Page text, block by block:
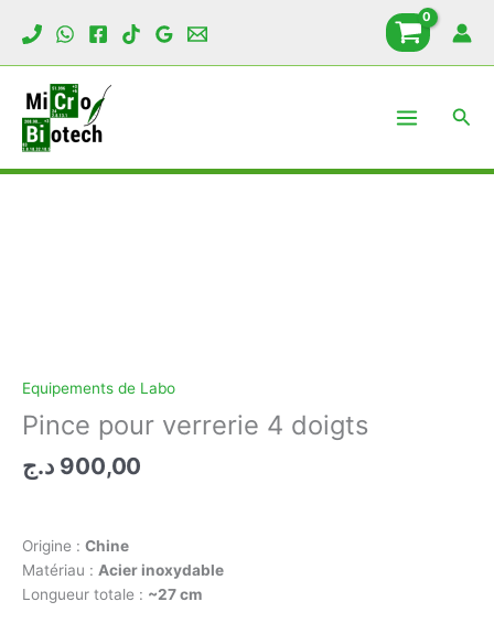
Equipements de Labo
Pince pour verrerie 4 doigts
900,00 د.ج
Origine : Chine
Matériau : Acier inoxydable
Longueur totale : ~27 cm